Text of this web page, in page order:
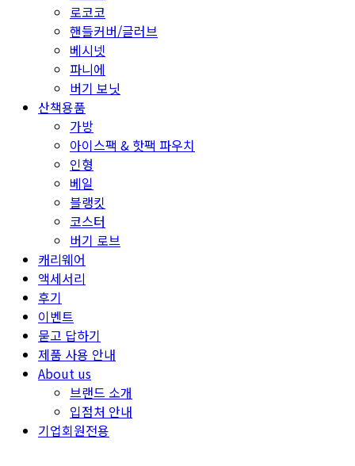
로코코
핸들커버/글러브
베시넷
파니에
버기 보닛
산책용품
가방
아이스팩 & 핫팩 파우치
인형
베일
블랭킷
코스터
버기 로브
캐리웨어
액세서리
후기
이벤트
묻고 답하기
제품 사용 안내
About us
브랜드 소개
입점처 안내
기업회원전용